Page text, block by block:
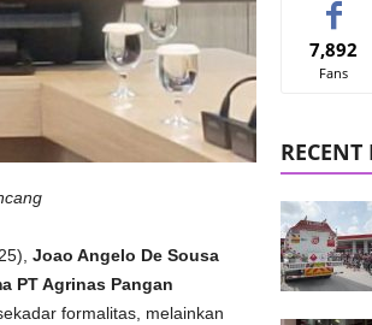
Joao Angelo De Sousa
PT Agrinas Pangan
formalitas, melainkan
7,892
Fans
RECENT